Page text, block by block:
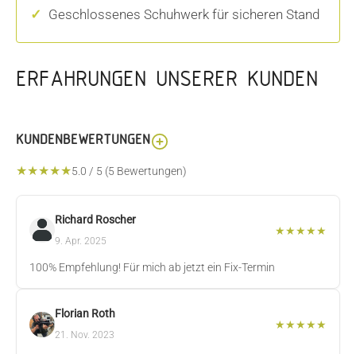
Geschlossenes Schuhwerk für sicheren Stand
ERFAHRUNGEN UNSERER KUNDEN
KUNDENBEWERTUNGEN
★★★★★5.0 / 5 (5 Bewertungen)
Richard Roscher
9. Apr. 2025
★★★★★
100% Empfehlung! Für mich ab jetzt ein Fix-Termin
Florian Roth
21. Nov. 2023
★★★★★